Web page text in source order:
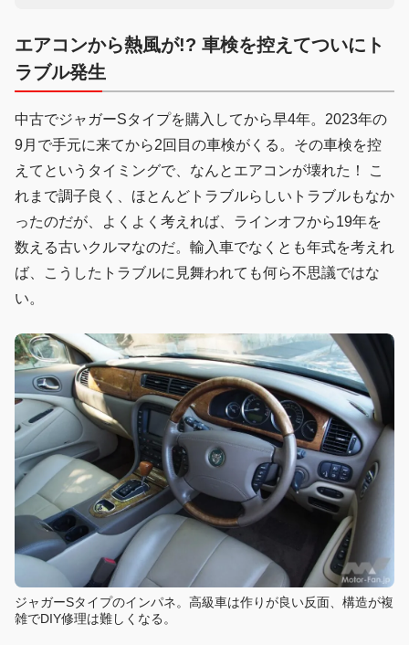
エアコンから熱風が!? 車検を控えてついにト
ラブル発生
中古でジャガーSタイプを購入してから早4年。2023年の
9月で手元に来てから2回目の車検がくる。その車検を控
えてというタイミングで、なんとエアコンが壊れた！ こ
れまで調子良く、ほとんどトラブルらしいトラブルもなか
ったのだが、よくよく考えれば、ラインオフから19年を
数える古いクルマなのだ。輸入車でなくとも年式を考えれ
ば、こうしたトラブルに見舞われても何ら不思議ではな
い。
ジャガーSタイプのインパネ。高級車は作りが良い反面、構造が複
雑でDIY修理は難しくなる。